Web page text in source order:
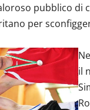
pubblico di
per
il